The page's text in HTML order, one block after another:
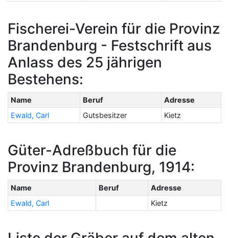
Fischerei-Verein für die Provinz
Brandenburg - Festschrift aus
Anlass des 25 jährigen
Bestehens:
Name Beruf
Adresse
Ewald, Carl
Gutsbesitzer Kietz
Güter-Adreßbuch für die
Provinz Brandenburg, 1914:
Name Beruf
Adresse
Ewald, Carl
Kietz